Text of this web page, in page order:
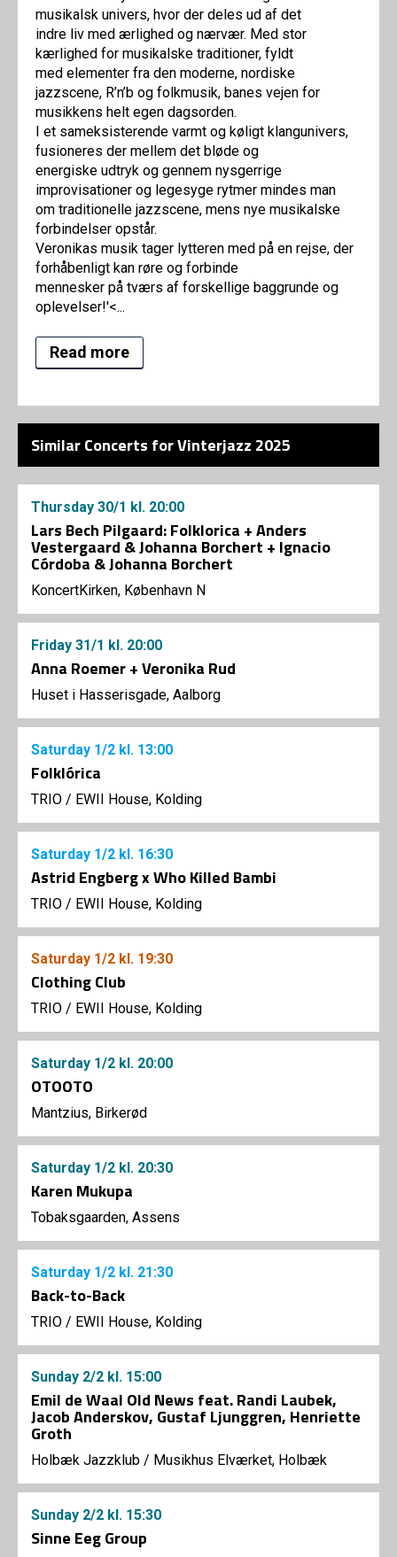
musikalsk univers, hvor der deles ud af det
indre liv med ærlighed og nærvær. Med stor
kærlighed for musikalske traditioner, fyldt
med elementer fra den moderne, nordiske
jazzscene, R’n’b og folkmusik, banes vejen for
musikkens helt egen dagsorden.
I et sameksisterende varmt og køligt klangunivers,
fusioneres der mellem det bløde og
energiske udtryk og gennem nysgerrige
improvisationer og legesyge rytmer mindes man
om traditionelle jazzscene, mens nye musikalske
forbindelser opstår.
Veronikas musik tager lytteren med på en rejse, der
forhåbenligt kan røre og forbinde
mennesker på tværs af forskellige baggrunde og
oplevelser!'<...
Read more
Similar Concerts for Vinterjazz 2025
Thursday 30/1 kl. 20:00
Lars Bech Pilgaard: Folklorica + Anders
Vestergaard & Johanna Borchert + Ignacio
Córdoba & Johanna Borchert
KoncertKirken, København N
Friday 31/1 kl. 20:00
Anna Roemer + Veronika Rud
Huset i Hasserisgade, Aalborg
Saturday 1/2 kl. 13:00
Folklórica
TRIO / EWII House, Kolding
Saturday 1/2 kl. 16:30
Astrid Engberg x Who Killed Bambi
TRIO / EWII House, Kolding
Saturday 1/2 kl. 19:30
Clothing Club
TRIO / EWII House, Kolding
Saturday 1/2 kl. 20:00
OTOOTO
Mantzius, Birkerød
Saturday 1/2 kl. 20:30
Karen Mukupa
Tobaksgaarden, Assens
Saturday 1/2 kl. 21:30
Back-to-Back
TRIO / EWII House, Kolding
Sunday 2/2 kl. 15:00
Emil de Waal Old News feat. Randi Laubek,
Jacob Anderskov, Gustaf Ljunggren, Henriette
Groth
Holbæk Jazzklub / Musikhus Elværket, Holbæk
Sunday 2/2 kl. 15:30
Sinne Eeg Group